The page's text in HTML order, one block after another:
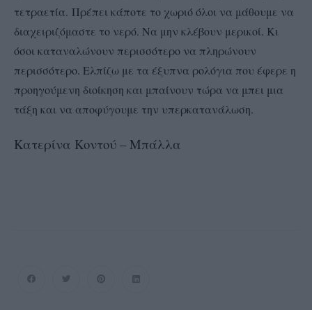
τετραετία. Πρέπει κάποτε το χωριό όλοι να μάθουμε να
διαχειριζόμαστε το νερό. Να μην κλέβουν μερικοί. Κι
όσοι καταναλώνουν περισσότερο να πληρώνουν
περισσότερο. Ελπίζω με τα έξυπνα ρολόγια που έφερε η
προηγούμενη διοίκηση και μπαίνουν τώρα να μπει μια
τάξη και να αποφύγουμε την υπερκατανάλωση.
Κατερίνα Κοντού – Μπάλλα